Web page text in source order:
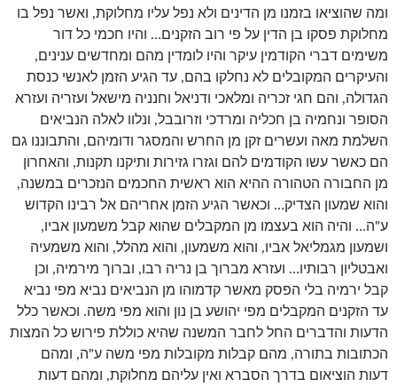
ומה שהוציאו בזמנו מן הדינים ולא נפל עליו מחלוקת, ואשר נפל בו
מחלוקת פסקו בן הדין על פי רוב הזקנים… והיו חכמי כל דור
משימים דברי הקודמין עיקר והיו לומדין מהם ומחדשים ענינים,
והעיקרים המקובלים לא נחלקו בהם, עד הגיע הזמן לאנשי כנסת
הגדולה, והם חגי זכריה ומלאכי ודניאל וחנניה מישאל ועזריה ועזרא
הסופר ונחמיה בן חכליה ומרדכי וזרובבל, ונלוו לאלה הנביאים
השלמת מאה ועשרים זקן מן החרש והמסגר ודומיהם, והתבוננו גם
הם כאשר עשו הקודמים להם וגזרו גזירות ותיקנו תקנות, והאחרון
מן החבורה הטהורה ההיא הוא ראשית החכמים הנזכרים במשנה,
והוא שמעון הצדיק… וכאשר הגיע הזמן אחריהם אל רבינו הקדוש
ע"ה… והיה הוא בעצמו מן המקבלים שהוא קבל משמעון אביו,
ושמעון מגמליאל אביו, והוא משמעון, והוא מהלל, והוא משמעיה
ואבטליון רבותיו… ועזרא מברוך בן נריה רבו, וברוך מירמיה, וכן
קבל ירמיה בלי הפסק מאשר קדמוהו מן הנביאים נביא מפי נביא
עד הזקנים המקבלים מפי יהושע בן נון והוא מפי משה. וכאשר כלל
הדעות והדברים החל לחבר המשנה שהיא כוללת פירוש כל המצות
הכתובות בתורה, מהם קבלות מקובלות מפי משה ע"ה, ומהם
דעות הוציאום בדרך הסברא ואין עליהם מחלוקת, ומהם דעות